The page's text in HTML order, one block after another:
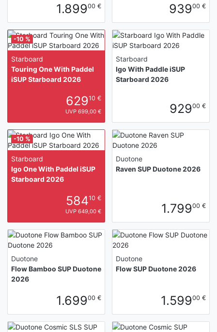
1.89900 € 93900 €
Starboard
Touring One With Paddel
iSUP Starboard 2026
62910 €
UVP 699,00 €
-10 %
Starboard
Igo With Paddle iSUP
Starboard 2026
92900 €
Starboard
Igo One With Paddel iSUP
Starboard 2026
58410 €
UVP 649,00 €
-10 %
Duotone
Raven SUP Duotone 2026
1.79900 €
Duotone
Flow Bamboo SUP Duotone
2026
1.69900 €
Duotone
Flow SUP Duotone 2026
1.59900 €